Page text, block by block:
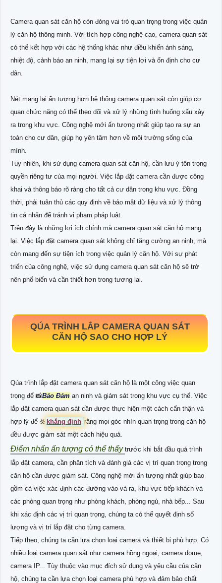
Camera quan sát căn hộ còn đóng vai trò quan trọng trong việc quản
lý căn hộ thông minh. Với tích hợp công nghệ cao, camera quan sát
có thể kết hợp với các hệ thống khác như điều khiển ánh sáng,
nhiệt độ, cảnh báo an ninh, mang lại sự tiện lợi và ổn định cho cư
dân.
Nét mang lại ấn tượng hơn hệ thống camera quan sát còn giúp cơ
quan chức năng có thể theo dõi và xử lý những tình huống xấu xảy
ra trong khu vực. Công nghệ mới ấn tượng nhất giúp tạo ra sự an
toàn cho cư dân, giúp họ yên tâm hơn về môi trường sống của
mình.
Tuy nhiên, khi sử dụng camera quan sát căn hộ, cần lưu ý tôn trọng
quyền riêng tư của mọi người. Việc lắp đặt camera cần được công
khai và thông báo rõ ràng cho tất cả cư dân trong khu vực. Đồng
thời, phải tuân thủ các quy định về bảo mật dữ liệu và xử lý thông
tin cá nhân để tránh vi phạm pháp luật.
Trên đây là những lợi ích chính mà camera quan sát căn hộ mang
lại. Việc lắp đặt camera quan sát không chỉ tăng cường an ninh, mà
còn mang đến sự tiện ích trong việc quản lý căn hộ. Với sự phát
triển của công nghệ, việc sử dụng camera quan sát căn hộ sẽ trở
nên phổ biến và cần thiết hơn trong tương lai.
QÚA TRÌNH LẮP CAMERA QUAN SÁT
CĂN HỘ SAO CHO HỢP LÝ
Qúa trình lắp đặt camera quan sát căn hộ là một công việc quan
trọng để 📸Bảo Đảm an ninh và giám sát trong khu vực cụ thể. Việc
lắp đặt camera quan sát cần được thực hiện một cách cẩn thận và
hợp lý để ☣️ khẳng định rằng mọi góc nhìn quan trọng trong căn hộ
đều được giám sát một cách hiệu quả.
Điểm nhấn ấn tượng có thể thấy trước khi bắt đầu quá trình
lắp đặt camera, cần phân tích và đánh giá các vị trí quan trọng trong
căn hộ cần được giám sát. Công nghệ mới ấn tượng nhất giúp bao
gồm cả việc xác định các đường vào và ra, khu vực tiếp khách và
các phòng quan trọng như phòng khách, phòng ngủ, nhà bếp... Sau
khi xác định các vị trí quan trọng, chúng ta có thể quyết định số
lượng và vị trí lắp đặt cho từng camera.
Tiếp theo, chúng ta cần lựa chọn loại camera và thiết bị phù hợp. Có
nhiều loại camera quan sát như camera hồng ngoại, camera dome,
camera IP... Tùy thuộc vào mục đích sử dụng và yêu cầu của căn
hộ, chúng ta cần lựa chọn loại camera phù hợp và đảm bảo chất